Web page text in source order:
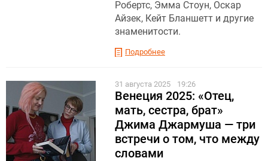
Робертс, Эмма Стоун, Оскар
Айзек, Кейт Бланшетт и другие
знаменитости.
Подробнее
31 августа 2025 19:26
Венеция 2025: «Отец,
мать, сестра, брат»
Джима Джармуша — три
встречи о том, что между
словами